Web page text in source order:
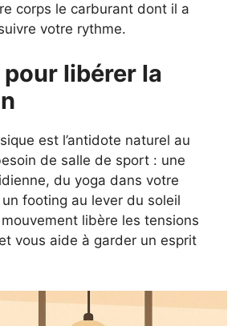
corps le carburant dont il a
votre rythme.
libérer la
est l’antidote naturel au
de salle de sport : une
du yoga dans votre
footing au lever du soleil
libère les tensions
vous aide à garder un esprit